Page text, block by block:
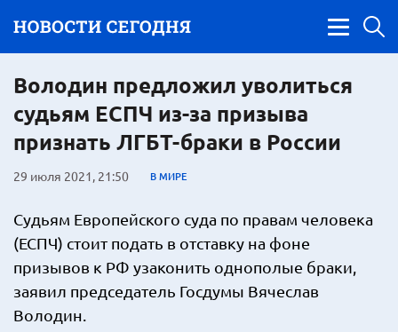
Володин предложил уволиться
судьям ЕСПЧ из-за призыва
признать ЛГБТ-браки в России
29 июля 2021, 21:50 В МИРЕ
Судьям Европейского суда по правам человека
(ЕСПЧ) стоит подать в отставку на фоне
призывов к РФ узаконить однополые браки,
заявил председатель Госдумы Вячеслав
Володин.